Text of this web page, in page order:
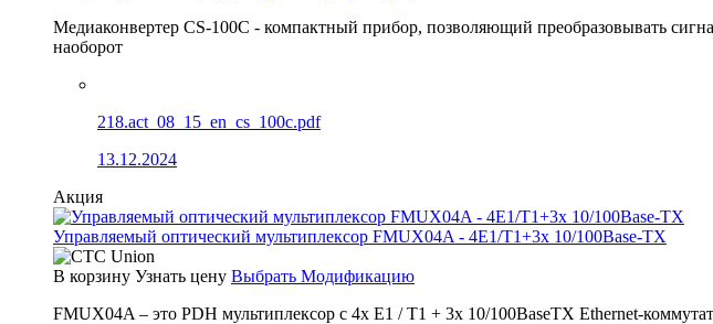
Медиаконвертер CS-100C - компактный прибор, позволяющий преобразовывать
наоборот
218.act_08_15_en_cs_100c.pdf
13.12.2024
Акция
Управляемый оптический мультиплексор FMUX04A - 4E1/T1+3x 10/100Base-TX
В корзину Узнать цену Выбрать Модификацию
FMUX04A – это PDH мультиплексор с 4x E1 / T1 + 3x 10/100BaseTX Ethernet-